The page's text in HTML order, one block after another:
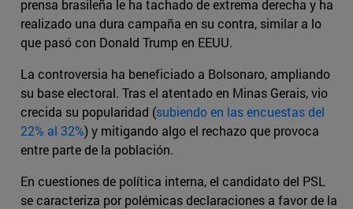
prensa brasileña le ha tachado de extrema derecha y ha
realizado una dura campaña en su contra, similar a lo
que pasó con Donald Trump en EEUU.
La controversia ha beneficiado a Bolsonaro, ampliando
su base electoral. Tras el atentado en Minas Gerais, vio
crecida su popularidad (subiendo en las encuestas del
22% al 32%) y mitigando algo el rechazo que provoca
entre parte de la población.
En cuestiones de política interna, el candidato del PSL
se caracteriza por polémicas declaraciones a favor de la